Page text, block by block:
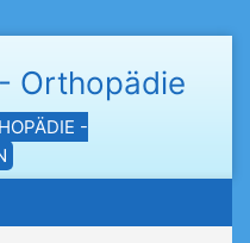
Orthopädie
-